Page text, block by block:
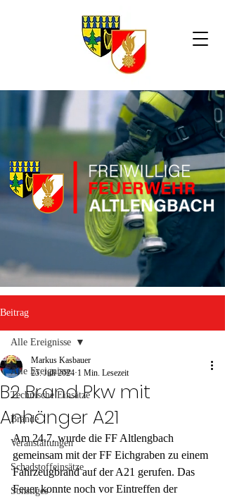
Beitrag
Alle Ereignisse
Technische Einsätze
Brände
Veranstaltungen
Schadstoffeinsätze
Sonstiges
Alle Ereignisse
B2 Brand Pkw mit
Anhänger A21
Markus Kasbauer
25. Juli 2024 1 Min. Lesezeit
Am 24.7. wurde die FF Altlengbach
gemeinsam mit der FF Eichgraben zu einem
Fahrzeugbrand auf der A21 gerufen. Das
Feuer konnte noch vor Eintreffen der